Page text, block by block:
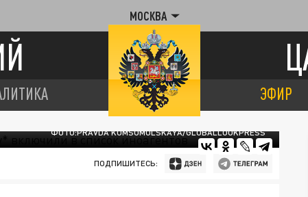
МОСКВА
ЭФИР
ФОТО:PRAVDA KOMSOMOLSKAYA/GLOBALLOOKPRESS
ПОДПИШИТЕСЬ: